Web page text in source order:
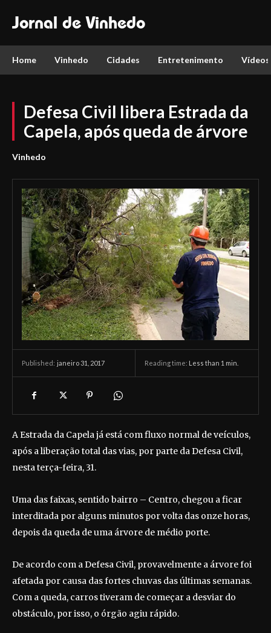
Jornal de Vinhedo
Home Vinhedo Cidades Entretenimento Vídeos
Defesa Civil libera Estrada da
Capela, após queda de árvore
Vinhedo
Published: janeiro 31, 2017 Reading time: Less than 1 min.
A Estrada da Capela já está com fluxo normal de veículos,
após a liberação total das vias, por parte da Defesa Civil,
nesta terça-feira, 31.
Uma das faixas, sentido bairro – Centro, chegou a ficar
interditada por alguns minutos por volta das onze horas,
depois da queda de uma árvore de médio porte.
De acordo com a Defesa Civil, provavelmente a árvore foi
afetada por causa das fortes chuvas das últimas semanas.
Com a queda, carros tiveram de começar a desviar do
obstáculo, por isso, o órgão agiu rápido.